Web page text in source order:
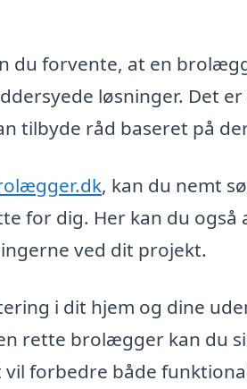
du forvente, at en
løsninger. Det
tilbyde råd baseret på
, kan du nemt
for dig. Her kan du også
ved dit projekt.
i dit hjem og dine
rette brolægger kan du
forbedre både